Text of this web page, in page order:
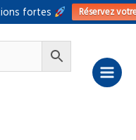
fortes Réservez